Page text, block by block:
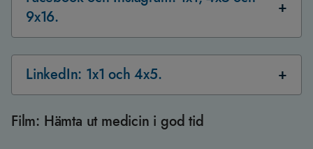
9x16.
LinkedIn: 1x1 och 4x5.
Film: Hämta ut medicin i god tid